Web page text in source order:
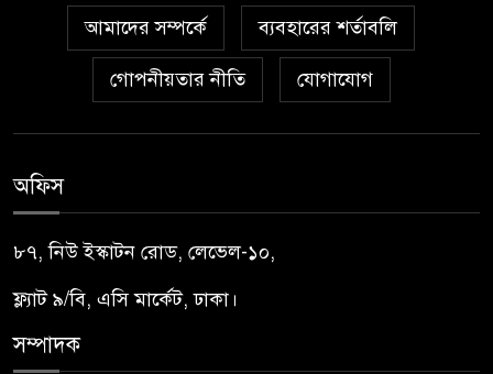
আমাদের সম্পর্কে ব্যবহারের শর্তাবলি
গোপনীয়তার নীতি যোগাযোগ
অফিস
৮৭, নিউ ইস্কাটন রোড, লেভেল-১০,
ফ্ল্যাট ৯/বি, এসি মার্কেট, ঢাকা।
সম্পাদক